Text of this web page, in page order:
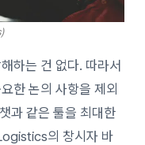
하는 건 없다. 따라서
한 논의 사항을 제외
과 같은 툴을 최대한
의 창시자 바